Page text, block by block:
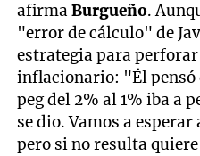
afirmaBurgueño.
"error de cálculo" de
estrategia para
inflacionario: "Él pensó
peg del 2% al 1% iba a
se dio. Vamos a
pero si no resulta